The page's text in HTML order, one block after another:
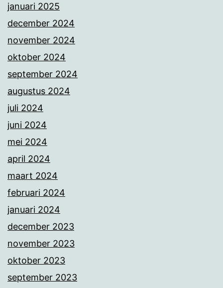
januari 2025
december 2024
november 2024
oktober 2024
september 2024
augustus 2024
juli 2024
juni 2024
mei 2024
april 2024
maart 2024
februari 2024
januari 2024
december 2023
november 2023
oktober 2023
september 2023